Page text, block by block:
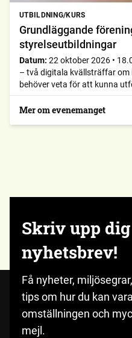
UTBILDNING/KURS
Grundläggande
styrelseutbildningar
Datum: 22 oktober 2026 •
– två digitala kvällsträffar om
behöver veta för att kunna
Mer om evenemanget
Skriv upp
nyhetsbrev!
Få nyheter,
tips om hur du kan
omställningen och
mejl.